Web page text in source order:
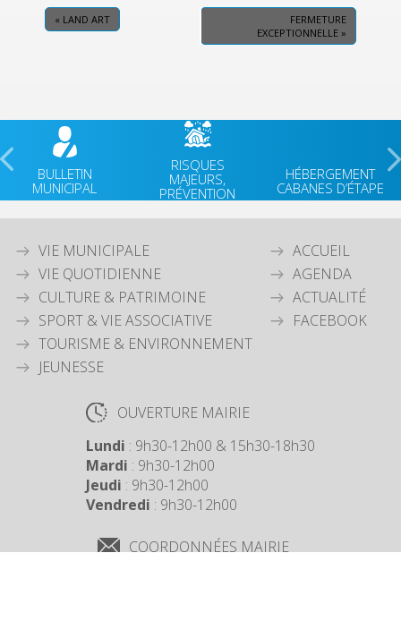
« LAND ART
FERMETURE
EXCEPTIONNELLE »
BULLETIN
MUNICIPAL
RISQUES
MAJEURS,
PRÉVENTION
HÉBERGEMENT
CABANES D’ÉTAPE
VIE MUNICIPALE
VIE QUOTIDIENNE
CULTURE & PATRIMOINE
SPORT & VIE ASSOCIATIVE
TOURISME & ENVIRONNEMENT
JEUNESSE
ACCUEIL
AGENDA
ACTUALITÉ
FACEBOOK
OUVERTURE MAIRIE
Lundi : 9h30-12h00 & 15h30-18h30
Mardi : 9h30-12h00
Jeudi : 9h30-12h00
Vendredi : 9h30-12h00
COORDONNÉES MAIRIE